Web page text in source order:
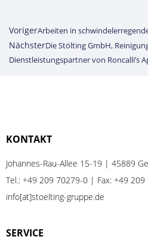
VorigerArbeiten in
NächsterDie Stölting GmbH,
Dienstleistungspartner von Roncalli’s
KONTAKT
Johannes-Rau-Allee 15-19 | 45889
Tel.: +49 209 70279-0 | Fax: +49 209
info[at]stoelting-gruppe.de
SERVICE